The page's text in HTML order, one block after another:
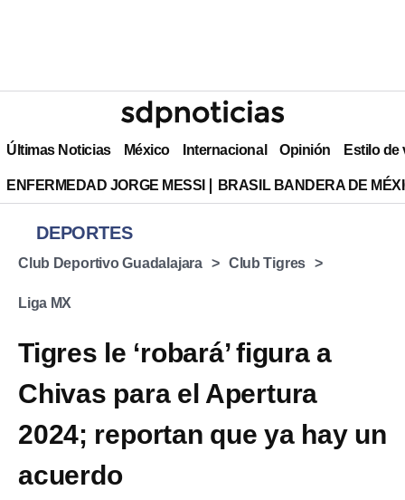
Últimas Noticias México Internacional Opinión Estilo de
ENFERMEDAD JORGE MESSI BRASIL BANDERA DE
DEPORTES
Club Deportivo Guadalajara Club Tigres
Liga MX
Tigres le ‘robará’ figura a
Chivas para el Apertura
2024; reportan que ya hay un
acuerdo